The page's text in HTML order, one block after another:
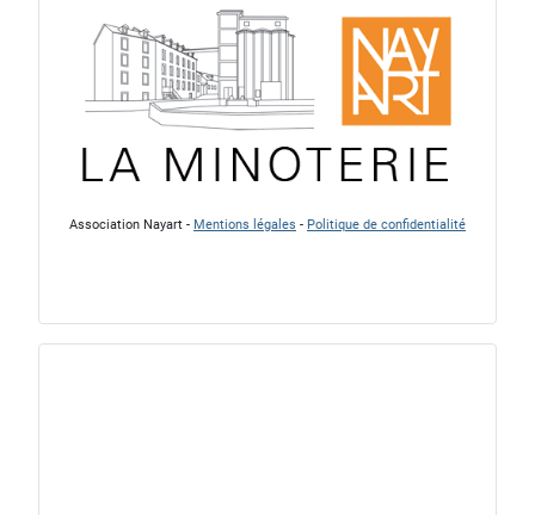
Association Nayart - Mentions légales - Politique de confidentialité